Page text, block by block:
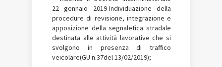
22 gennaio 2019-Individuazione della
procedure di revisione, integrazione e
apposizione della segnaletica stradale
destinata alle attività lavorative che si
svolgono in presenza di traffico
veicolare(GU n.37del 13/02/2019);